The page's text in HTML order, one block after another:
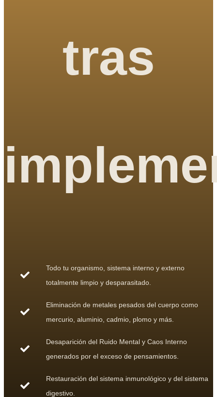
tras
Todo tu organismo, sistema interno y externo
totalmente limpio y desparasitado.
Eliminación de metales pesados del cuerpo como
mercurio, aluminio, cadmio, plomo y más.
Desaparición del Ruido Mental y Caos Interno
generados por el exceso de pensamientos.
Restauración del sistema inmunológico y del sistema
digestivo.